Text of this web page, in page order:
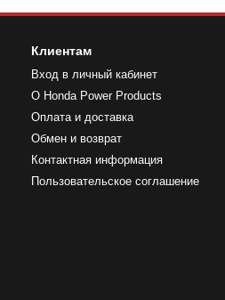
Клиентам
Вход в личный кабинет
О Honda Power Products
Оплата и доставка
Обмен и возврат
Контактная информация
Пользовательское соглашение